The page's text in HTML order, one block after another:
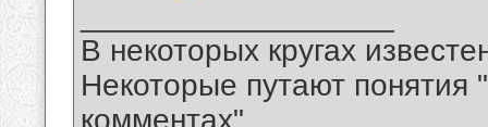
В некоторых кругах
Некоторые путают понятия